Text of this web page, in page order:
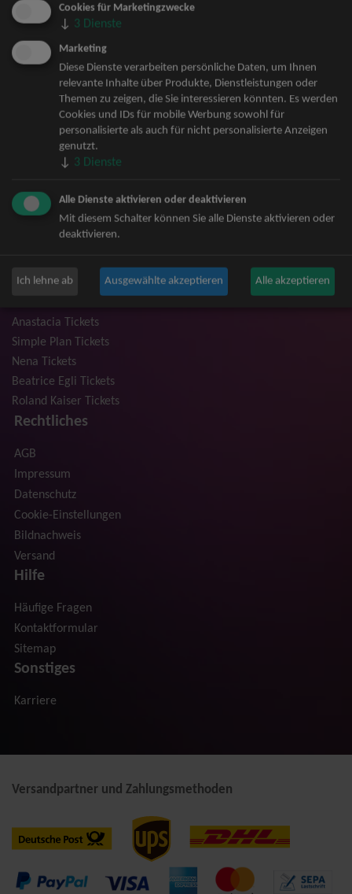
Die Fantastischen Vier Tickets
Herbert Grönemeyer Tickets
Deep Purple Tickets
Howard Carpendale Tickets
Jan Delay & Disko No.1 Tickets
Pur Tickets
Bob Dylan Tickets
Mark Forster Tickets
The Prodigy Tickets
Niedeckens BAP Tickets
Judas Priest Tickets
Trailerpark & Friends Tickets
Anastacia Tickets
Simple Plan Tickets
Nena Tickets
Beatrice Egli Tickets
Roland Kaiser Tickets
Rechtliches
AGB
Impressum
Datenschutz
Cookie-Einstellungen
Bildnachweis
Versand
Hilfe
Häufige Fragen
Kontaktformular
Sitemap
Sonstiges
Karriere
Versandpartner und Zahlungsmethoden
Cookies für Marketingzwecke
↓ 3 Dienste
Marketing
Diese Dienste verarbeiten persönliche Daten, um Ihnen
relevante Inhalte über Produkte, Dienstleistungen oder
Themen zu zeigen, die Sie interessieren könnten. Es werden
Cookies und IDs für mobile Werbung sowohl für
personalisierte als auch für nicht personalisierte Anzeigen
genutzt.
↓ 3 Dienste
Alle Dienste aktivieren oder deaktivieren
Mit diesem Schalter können Sie alle Dienste aktivieren oder
deaktivieren.
Ich lehne ab Ausgewählte akzeptieren Alle akzeptieren